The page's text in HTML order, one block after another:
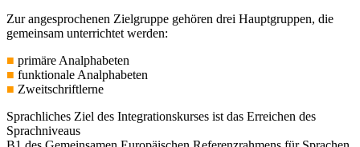
Zur angesprochenen Zielgruppe gehören drei Hauptgruppen, die
gemeinsam unterrichtet werden:
■ primäre Analphabeten
■ funktionale Analphabeten
■ Zweitschriftlerne
Sprachliches Ziel des Integrationskurses ist das Erreichen des
Sprachniveaus